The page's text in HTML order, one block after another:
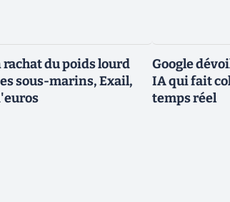
rachat du poids lourd
sous-marins, Exail,
Google
IA qui fait
temps réel